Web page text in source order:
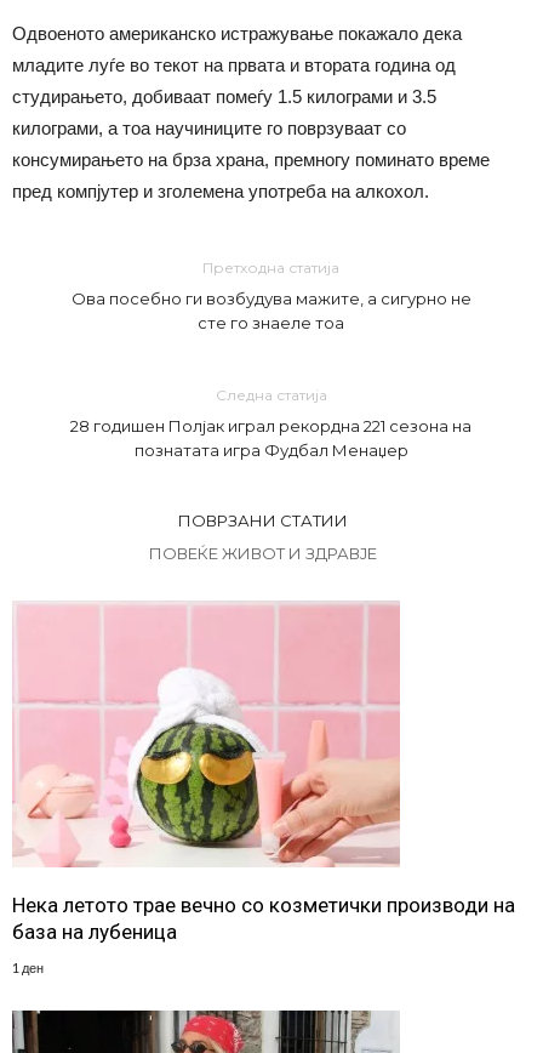
Одвоеното американско истражување покажало дека
младите луѓе во текот на првата и втората година од
студирањето, добиваат помеѓу 1.5 килограми и 3.5
килограми, а тоа научиниците го поврзуваат со
консумирањето на брза храна, премногу поминато време
пред компјутер и зголемена употреба на алкохол.
Претходна статија
Ова посебно ги возбудува мажите, а сигурно не
сте го знаеле тоа
Следна статија
28 годишен Полјак играл рекордна 221 сезона на
познатата игра Фудбал Менаџер
ПОВРЗАНИ СТАТИИ
ПОВЕЌЕ ЖИВОТ И ЗДРАВЈЕ
Нека летото трае вечно со козметички производи на
база на лубеница
1 ден